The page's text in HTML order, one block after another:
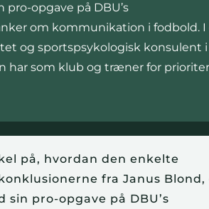
opgave på DBU’s
om kommunikation i fodbold. I
og sportspsykologisk konsulent i
har som klub og træner for
på, hvordan den enkelte
fra Janus Blond,
pro-opgave på DBU’s